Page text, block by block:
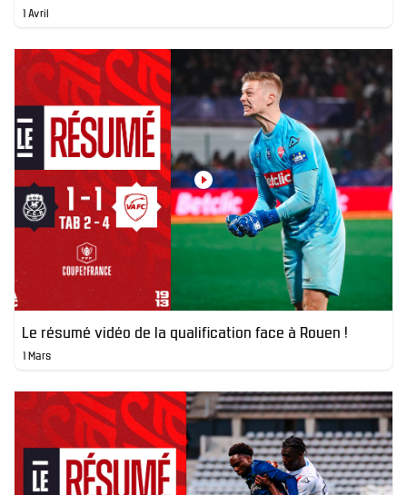
1 Avril
Le résumé vidéo de la qualification face à Rouen !
1 Mars